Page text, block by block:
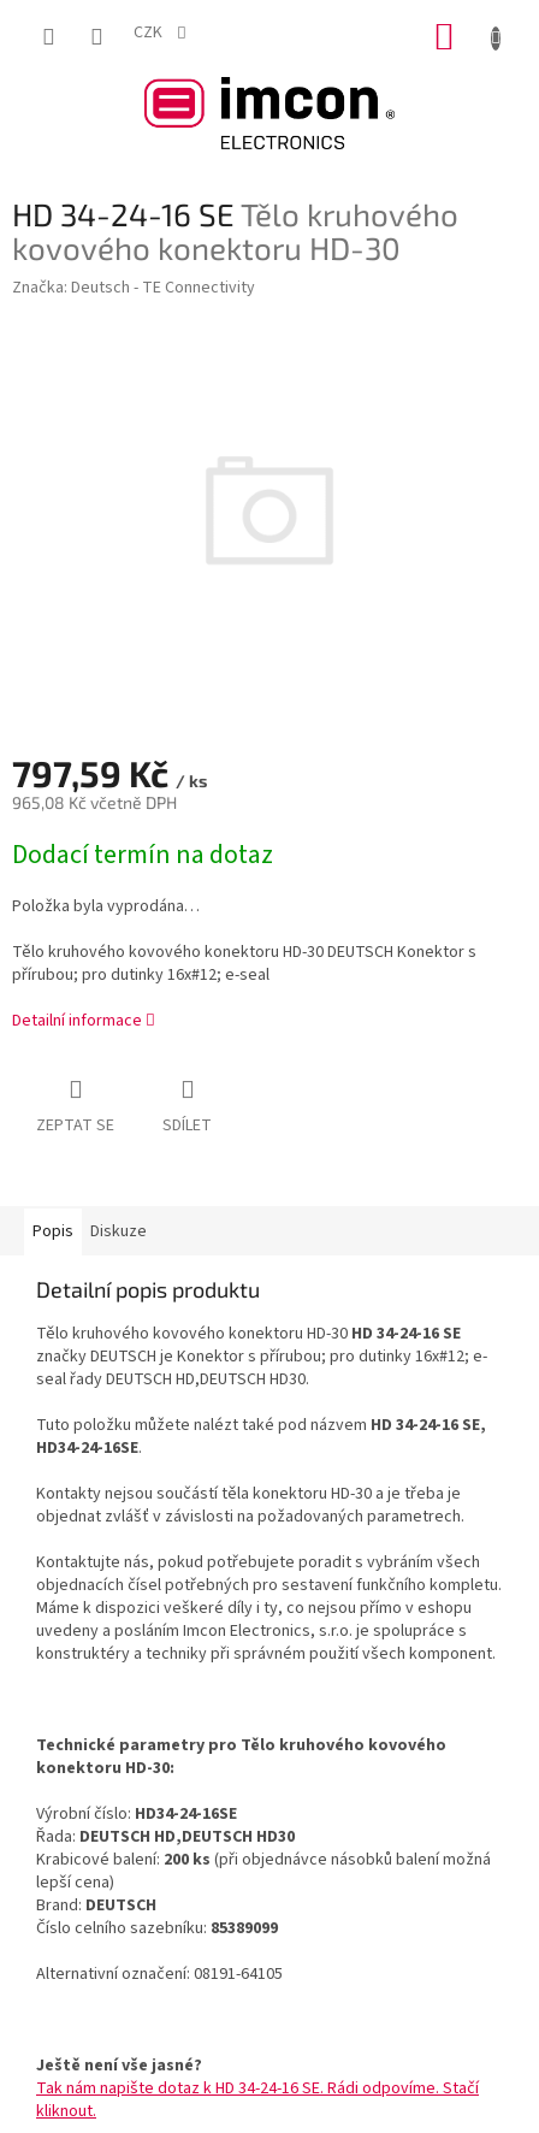
CZK
HD 34-24-16 SETělo kruhového
kovového konektoru HD-30
Značka: Deutsch - TE Connectivity
797,59 Kč / ks
965,08 Kč včetně DPH
cena:
Dodací termín na dotaz
Položka byla vyprodána…
Tělo kruhového kovového konektoru HD-30 DEUTSCH Konektor s
přírubou; pro dutinky 16x#12; e-seal
Detailní informace
ZEPTAT SE SDÍLET
Popis Diskuze
Detailní popis produktu
Tělo kruhového kovového konektoru HD-30 HD 34-24-16 SE
značky DEUTSCH je Konektor s přírubou; pro dutinky 16x#12; e-
seal řady DEUTSCH HD,DEUTSCH HD30.
Tuto položku můžete nalézt také pod názvem HD 34-24-16 SE,
HD34-24-16SE.
Kontakty nejsou součástí těla konektoru HD-30 a je třeba je
objednat zvlášť v závislosti na požadovaných parametrech.
Kontaktujte nás, pokud potřebujete poradit s vybráním všech
objednacích čísel potřebných pro sestavení funkčního kompletu.
Máme k dispozici veškeré díly i ty, co nejsou přímo v eshopu
uvedeny a posláním Imcon Electronics, s.r.o. je spolupráce s
konstruktéry a techniky při správném použití všech komponent.
Technické parametry pro Tělo kruhového kovového
konektoru HD-30:
Výrobní číslo: HD34-24-16SE
Řada: DEUTSCH HD,DEUTSCH HD30
Krabicové balení: 200 ks (při objednávce násobků balení možná
lepší cena)
Brand: DEUTSCH
Číslo celního sazebníku: 85389099
Alternativní označení: 08191-64105
Ještě není vše jasné?
Tak nám napište dotaz k HD 34-24-16 SE. Rádi odpovíme. Stačí
kliknout.